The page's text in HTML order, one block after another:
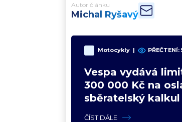
Autor článku
Michal Ryšavý
Motocykly | PŘEČTENÍ:
Vespa vydává
300 000 Kč na
sběratelský
upgradu
ČÍST DÁLE